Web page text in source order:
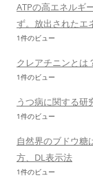
ATPの高エネルギ
ず。放出されたエ
1件のビュー
クレアチニンとは
1件のビュー
うつ病に関する研
1件のビュー
自然界のブドウ糖
方、DL表示法
1件のビュー